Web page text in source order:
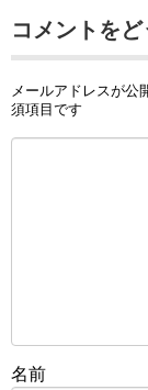
コメントを
メールアドレスが公
須項目です
名前